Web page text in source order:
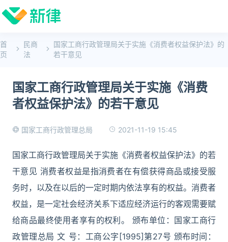
首
页
民商
法
国家工商行政管理局关于实施《消费者权益保护法》的
若干意见
国家工商行政管理局关于实施《消费
者权益保护法》的若干意见
国家工商行政管理总局 2021-11-19 15:45
国家工商行政管理局关于实施《消费者权益保护法》的若
干意见 消费者权益是指消费者在有偿获得商品或接受服
务时，以及在以后的一定时期内依法享有的权益。消费者
权益，是一定社会经济关系下适应经济运行的客观需要赋
给商品最终使用者享有的权利。 颁布单位：国家工商行
政管理总局 文 号：工商公字[1995]第27号 颁布时间：